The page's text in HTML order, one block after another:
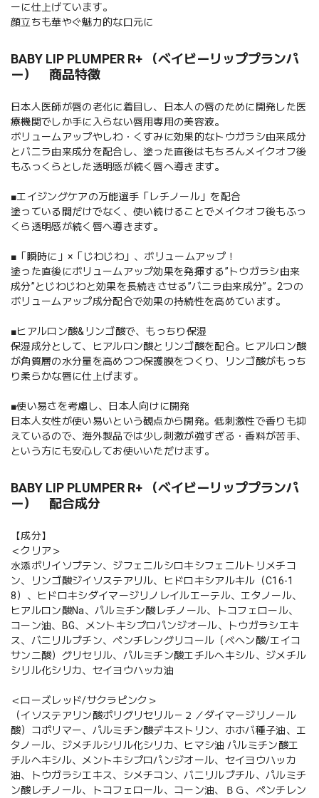
ーに仕上げています。
顔立ちも華やぐ魅力的な口元に
BABY LIP PLUMPER R+ （ベイビーリッププランパ
ー） 商品特徴
日本人医師が唇の老化に着目し、日本人の唇のために開発した医
療機関でしか手に入らない唇用専用の美容液。
ボリュームアップやしわ・くすみに効果的なトウガラシ由来成分
とバニラ由来成分を配合し、塗った直後はもちろんメイクオフ後
もふっくらとした透明感が続く唇へ導きます。
■エイジングケアの万能選手「レチノール」を配合
塗っている間だけでなく、使い続けることでメイクオフ後もふっ
くら透明感が続く唇へ導きます。
■「瞬時に」×「じわじわ」、ボリュームアップ！
塗った直後にボリュームアップ効果を発揮する”トウガラシ由来
成分”とじわじわと効果を長続きさせる”バニラ由来成分”。2つの
ボリュームアップ成分配合で効果の持続性を高めています。
■ヒアルロン酸&リンゴ酸で、もっちり保湿
保湿成分として、ヒアルロン酸とリンゴ酸を配合。ヒアルロン酸
が角質層の水分量を高めつつ保護膜をつくり、リンゴ酸がもっち
り柔らかな唇に仕上げます。
■使い易さを考慮し、日本人向けに開発
日本人女性が使い易いという観点から開発。低刺激性で香りも抑
えているので、海外製品では少し刺激が強すぎる・香料が苦手、
という方にも安心してお使いいただけます。
BABY LIP PLUMPER R+ （ベイビーリッププランパ
ー） 配合成分
【成分】
＜クリア＞
水添ポリイソブテン、ジフェニルシロキシフェニルトリメチコ
ン、リンゴ酸ジイソステアリル、ヒドロキシアルキル（C16-1
8）、ヒドロキシダイマージリノレイルエーテル、エタノール、
ヒアルロン酸Na、パルミチン酸レチノール、トコフェロール、
コーン油、BG、メントキシプロパンジオール、トウガラシエキ
ス、バニリルブチン、ペンチレングリコール（ベヘン酸/エイコ
サン二酸）グリセリル、パルミチン酸エチルへキシル、ジメチル
シリル化シリカ、セイヨウハッカ油
＜ローズレッド/サクラピンク＞
（イソステアリン酸ポリグリセリル－２／ダイマージリノール
酸）コポリマー、パルミチン酸デキストリン、ホホバ種子油、エ
タノール、ジメチルシリル化シリカ、ヒマシ油 パルミチン酸エ
チルヘキシル、メントキシプロパンジオール、セイヨウハッカ
油、トウガラシエキス、シメチコン、バニリルブチル、パルミチ
ン酸レチノール、トコフェロール、コーン油、ＢＧ、ペンチレン